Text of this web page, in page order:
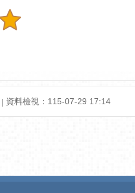
資料檢視： 115-07-29 17:14